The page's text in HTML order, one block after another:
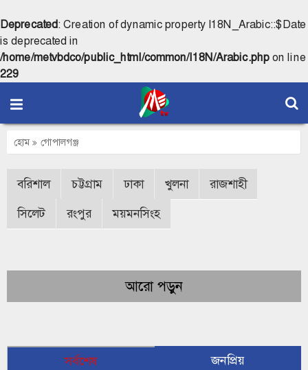
Deprecated: Creation of dynamic property I18N_Arabic::$Date
is deprecated in
/home/metvbdco/public_html/common/I18N/Arabic.phpon line
229
হোম গোপালগঞ্জ
বরিশাল চট্টগ্রাম ঢাকা খুলনা
রাজশাহী
সিলেট
রংপুর ময়মনসিংহ
আরো পড়ুন
সর্বশেষ জনপ্রিয়